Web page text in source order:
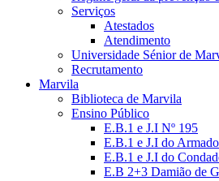
Serviços
Atestados
Atendimento
Universidade Sénior de
Recrutamento
Marvila
Biblioteca de Marvila
Ensino Público
E.B.1 e J.I Nº 195
E.B.1 e J.I do
E.B.1 e J.I do
E.B 2+3 Damião de